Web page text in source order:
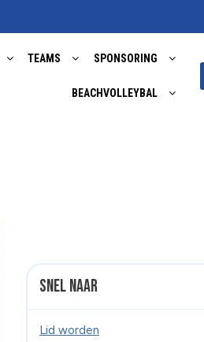
TEAMS SPONSORING
BEACHVOLLEYBAL
Snel naar
Lid worden